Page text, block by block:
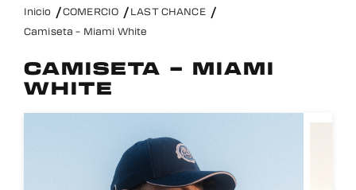
Inicio COMERCIO
LAST CHANCE
Camiseta – Miami White
CAMISETA – MIAMI
WHITE